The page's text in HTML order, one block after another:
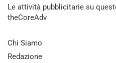
Le attività pubblicitarie su
theCoreAdv
Chi Siamo
Redazione